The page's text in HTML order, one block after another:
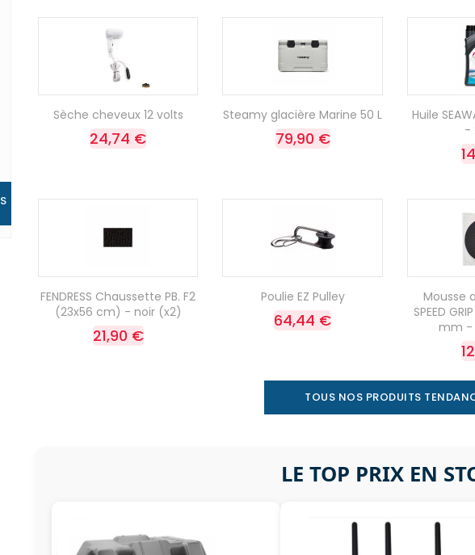
Sèche cheveux 12 volts
24,74 €
Steamy glacière Marine 50 L
79,90 €
Huile
-
FENDRESS Chaussette PB. F2
(23x56 cm) - noir (x2)
21,90 €
Poulie EZ Pulley
64,44 €
Mousse
SPEED
mm -
TOUS NOS PRODUITS
LE TOP PRIX EN